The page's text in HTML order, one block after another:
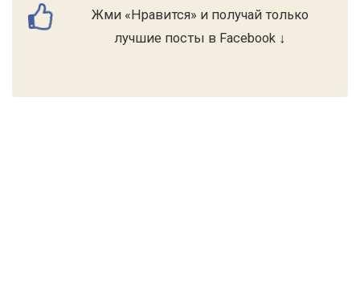
Жми «Нравится» и получай только
лучшие посты в Facebook ↓